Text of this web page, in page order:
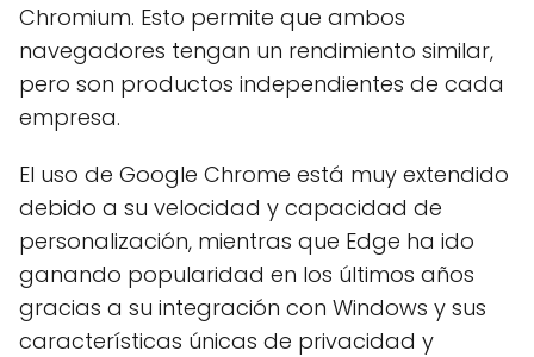
Chromium. Esto permite que ambos
navegadores tengan un rendimiento similar,
pero son productos independientes de cada
empresa.
El uso de Google Chrome está muy extendido
debido a su velocidad y capacidad de
personalización, mientras que Edge ha ido
ganando popularidad en los últimos años
gracias a su integración con Windows y sus
características únicas de privacidad y